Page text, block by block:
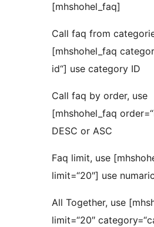
[mhshohel_faq]
Call faq from
[mhshohel_faq
id“] use category ID
Call faq by order, use
[mhshohel_faq
DESC or ASC
Faq limit, use
limit=“20″] use
All Together, use
limit=“20″